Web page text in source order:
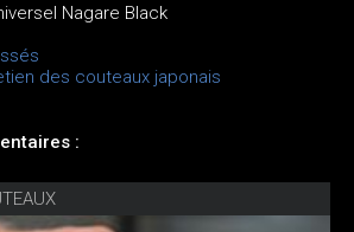
Nagare Black
des couteaux japonais
: